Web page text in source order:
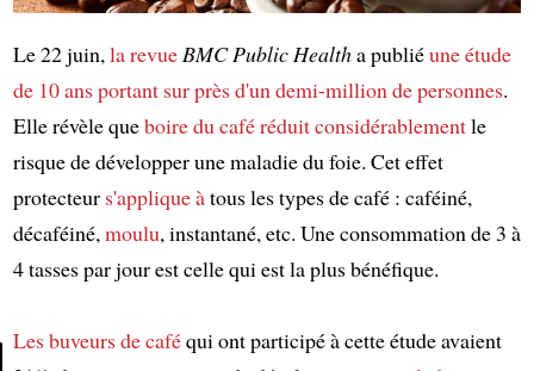
Le 22 juin, la revue BMC Public Healtha publiéune étude
de 10 ansportant surprès d'un demi-million de personnes.
Elle révèle queboire du caféréduit considérablementle
risque de développer une maladie du foie. Cet effet
protecteur s'applique àtous les types de café : caféiné,
décaféiné, moulu, instantané, etc. Une consommation de 3 à
4 tasses par jour est celle qui est la plus bénéfique.
Les buveurs de caféqui ont participé à cette étude avaient